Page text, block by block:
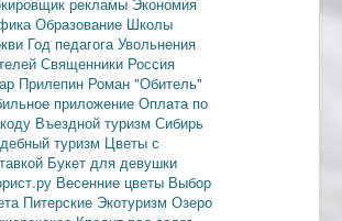
Образование Школы
Год педагога Увольнения
Священники Россия
Прилепин Роман "Обитель"
приложение Оплата по
Въездной туризм Сибирь
туризм Цветы с
Букет для девушки
Весенние цветы Выбор
Питерские Экотуризм Озеро